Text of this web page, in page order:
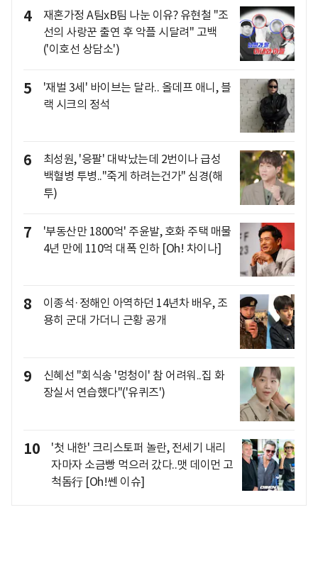
4
재혼가정 A팀xB팀 나눈 이유? 유현철 "조
선의 사랑꾼 출연 후 악플 시달려" 고백
('이호선 상담소')
5
'재벌 3세' 바이브는 달라.. 올데프 애니, 블
랙 시크의 정석
6
최성원, '응팔' 대박났는데 2번이나 급성
백혈병 투병.."죽게 하려는건가" 심경(해
투)
7
'부동산만 1800억' 주윤발, 호화 주택 매물
4년 만에 110억 대폭 인하 [Oh! 차이나]
8
이종석·정해인 아역하던 14년차 배우, 조
용히 군대 가더니 근황 공개
9
신혜선 "회식송 '멍청이' 참 어려워..집 화
장실서 연습했다"('유퀴즈')
10
'첫 내한' 크리스토퍼 놀란, 전세기 내리
자마자 소금빵 먹으러 갔다..맷 데이먼 고
척돔行 [Oh!쎈 이슈]